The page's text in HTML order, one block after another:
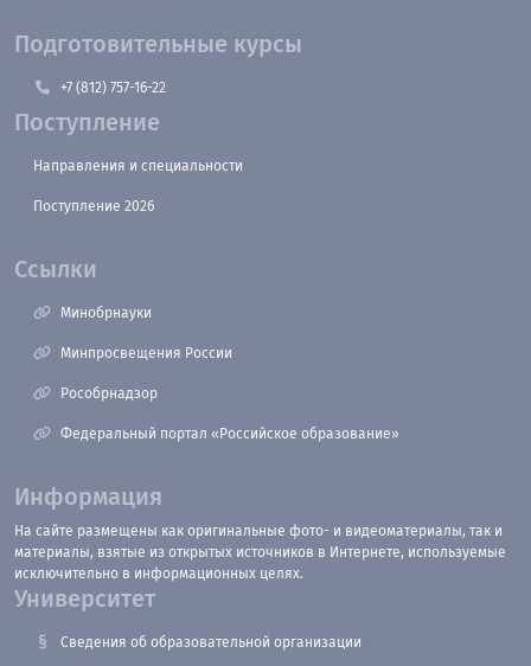
Подготовительные курсы
+7 (812) 757-16-22
Поступление
Направления и специальности
Поступление 2026
Ссылки
Минобрнауки
Минпросвещения России
Рособрнадзор
Федеральный портал «Российское образование»
Информация
На сайте размещены как оригинальные фото- и видеоматериалы, так и
материалы, взятые из открытых источников в Интернете, используемые
исключительно в информационных целях.
Университет
Сведения об образовательной организации